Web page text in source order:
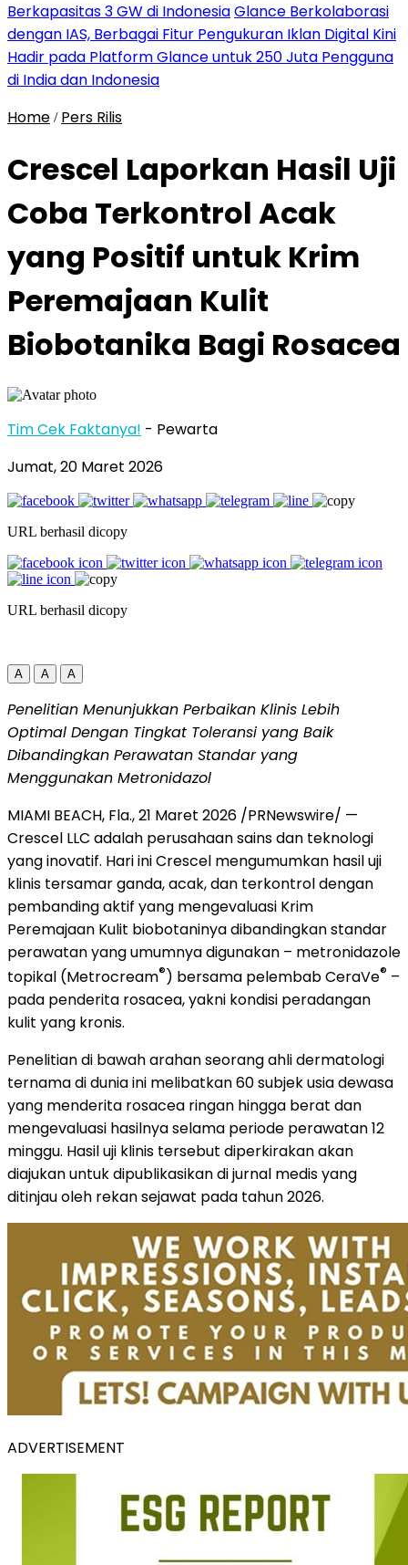
Berkapasitas 3 GW di IndonesiaGlance Berkolaborasi
dengan IAS, Berbagai Fitur Pengukuran Iklan Digital Kini
Hadir pada Platform Glance untuk 250 Juta Pengguna
di India dan Indonesia
Home / Pers Rilis
Crescel Laporkan Hasil Uji
Coba Terkontrol Acak
yang Positif untuk Krim
Peremajaan Kulit
Biobotanika Bagi Rosacea
Tim Cek Faktanya! - Pewarta
Jumat, 20 Maret 2026
URL berhasil dicopy
URL berhasil dicopy
A A A
Penelitian Menunjukkan Perbaikan Klinis Lebih
Optimal Dengan Tingkat Toleransi yang Baik
Dibandingkan Perawatan Standar yang
Menggunakan Metronidazol
MIAMI BEACH, Fla.,21 Maret 2026 /PRNewswire/ —
Crescel LLC adalah perusahaan sains dan teknologi
yang inovatif. Hari ini Crescel mengumumkan hasil uji
klinis tersamar ganda, acak, dan terkontrol dengan
pembanding aktif yang mengevaluasi Krim
Peremajaan Kulit biobotaninya dibandingkan standar
perawatan yang umumnya digunakan – metronidazole
topikal (Metrocream®) bersama pelembab CeraVe® –
pada penderita rosacea, yakni kondisi peradangan
kulit yang kronis.
Penelitian di bawah arahan seorang ahli dermatologi
ternama di dunia ini melibatkan 60 subjek usia dewasa
yang menderita rosacea ringan hingga berat dan
mengevaluasi hasilnya selama periode perawatan 12
minggu. Hasil uji klinis tersebut diperkirakan akan
diajukan untuk dipublikasikan di jurnal medis yang
ditinjau oleh rekan sejawat pada tahun 2026.
ADVERTISEMENT